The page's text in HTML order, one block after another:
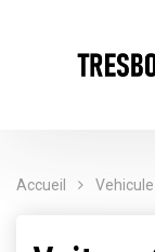
Accueil